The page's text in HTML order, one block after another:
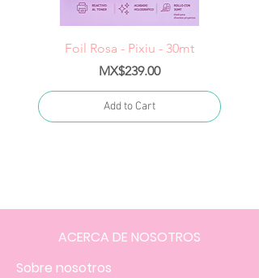
Foil Rosa - Pixiu - 30mt
Price
MX$239.00
Add to Cart
ACERCA DE NOSOTROS
Sobre nosotros